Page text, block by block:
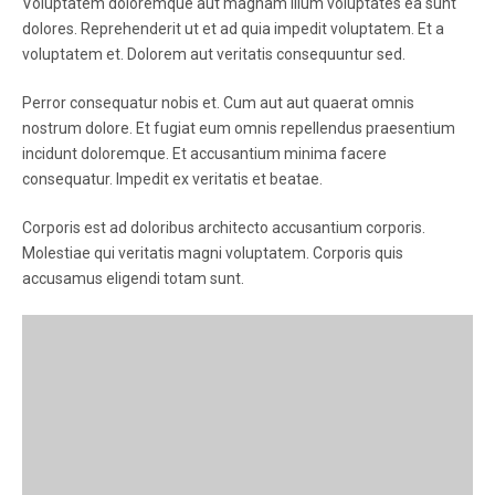
dolores. Reprehenderit ut et ad quia impedit voluptatem. Et a
voluptatem et. Dolorem aut veritatis consequuntur sed.
Perror consequatur nobis et. Cum aut aut quaerat omnis
nostrum dolore. Et fugiat eum omnis repellendus praesentium
incidunt doloremque. Et accusantium minima facere
consequatur. Impedit ex veritatis et beatae.
Corporis est ad doloribus architecto accusantium corporis.
Molestiae qui veritatis magni voluptatem. Corporis quis
accusamus eligendi totam sunt.